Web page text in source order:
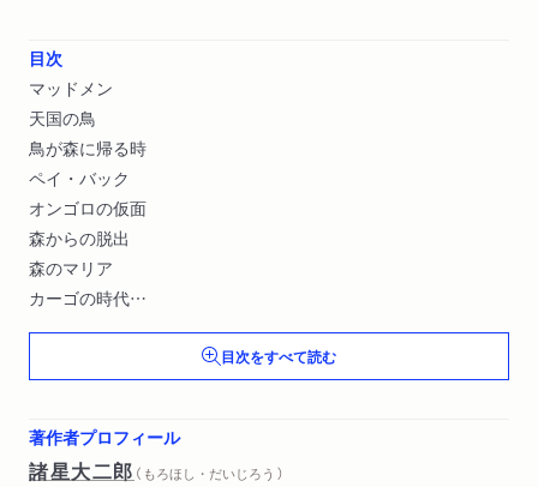
目次
マッドメン
天国の鳥
鳥が森に帰る時
ペイ・バック
オンゴロの仮面
森からの脱出
森のマリア
カーゴの時代
黒い森のナミテ
大いなる復活
文庫版あとがき
目次をすべて読む
著作者プロフィール
諸星大二郎 （ もろほし・だいじろう ）